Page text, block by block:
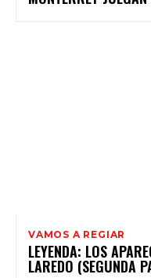
VAMOS A REGIAR
LEYENDA: LOS
LAREDO (SEGUNDA